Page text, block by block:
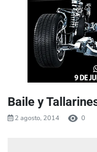
Baile y
2 agosto, 2014 0